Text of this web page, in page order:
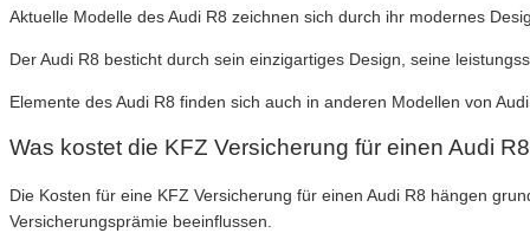
Aktuelle Modelle des Audi R8 zeichnen sich durch ihr modernes
Der Audi R8 besticht durch sein einzigartiges Design, seine
Elemente des Audi R8 finden sich auch in anderen Modellen von
Was kostet die KFZ Versicherung für einen Audi
Die Kosten für eine KFZ Versicherung für einen Audi R8 hängen
Versicherungsprämie beeinflussen.